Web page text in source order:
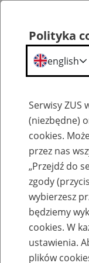
Szkolenia
Zaproś
Polityka
english
Serwisy ZUS
(niezbędne)
cookies.
przez nas
„Przejdź do
zgody
wybierzesz
będziemy
cookies. W
ustawienia.
plików